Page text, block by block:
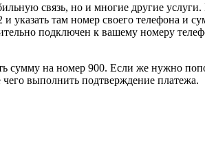
связь, но и многие другие
там номер своего телефона и
подключен к вашему номеру
сумму на номер 900. Если же нужно
выполнить подтверждение платежа.